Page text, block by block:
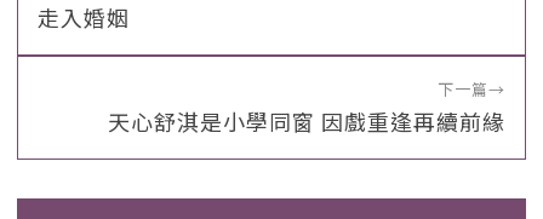
走入婚姻
下一篇→
天心舒淇是小學同窗 因戲重逢再續前緣